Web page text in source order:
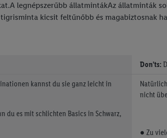
legnépszerűbb állatmintákAz állatminták
kicsit feltűnőbb és magabiztosnak
Don'ts:
kannst du sie ganz leicht in
du es mit schlichten Basics in Schwarz,
nicht
● Zu